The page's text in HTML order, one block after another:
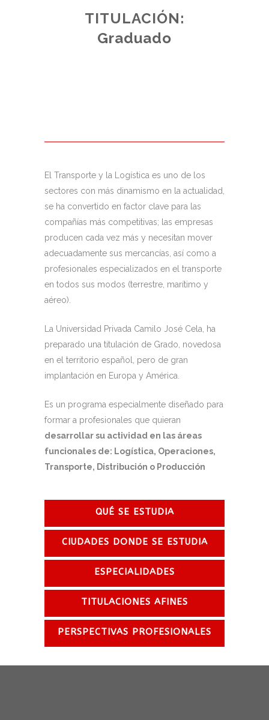
TITULACIÓN:
Graduado
El Transporte y la Logística es uno de los
sectores con más dinamismo en la actualidad,
se ha convertido en factor clave para las
compañías más competitivas; las empresas
producen cada vez más y necesitan mover
adecuadamente sus mercancías, así como a
profesionales especializados en el transporte
en todos sus modos (terrestre, marítimo y
aéreo).
La Universidad Privada Camilo José Cela, ha
preparado una titulación de Grado, novedosa
en el territorio español, pero de gran
implantación en Europa y América.
Es un programa especialmente diseñado para
formar a profesionales que quieran
desarrollar su actividad en las áreas
funcionales de: Logística, Operaciones,
Transporte, Distribución o Producción
QUÉ SE ESTUDIA
CIUDADES DONDE SE ESTUDIA
ESPECIALIDADES
TITULACIONES AFINES
PERSPECTIVAS PROFESIONALES